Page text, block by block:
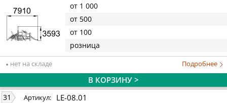
от 1 000
от 500
от 100
розница
нет на складе Подробнее
В КОРЗИНУ >
31 Артикул: LE-08.01